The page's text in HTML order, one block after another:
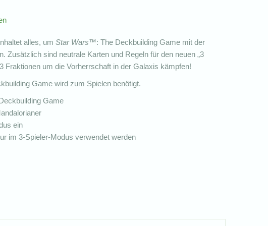
alles, um Star Wars™: The Deckbuilding Game mit der
Zusätzlich sind neutrale Karten und Regeln für den neuen „3
Fraktionen um die Vorherrschaft in der Galaxis kämpfen!
Game wird zum Spielen benötigt.
Game
ein
im 3-Spieler-Modus verwendet werden